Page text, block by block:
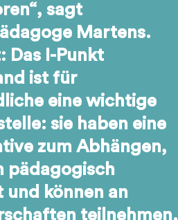
sagt
Martens.
Das I-Punkt
ist für
eine wichtige
sie haben eine
zum Abhängen,
pädagogisch
und können an
teilnehmen.